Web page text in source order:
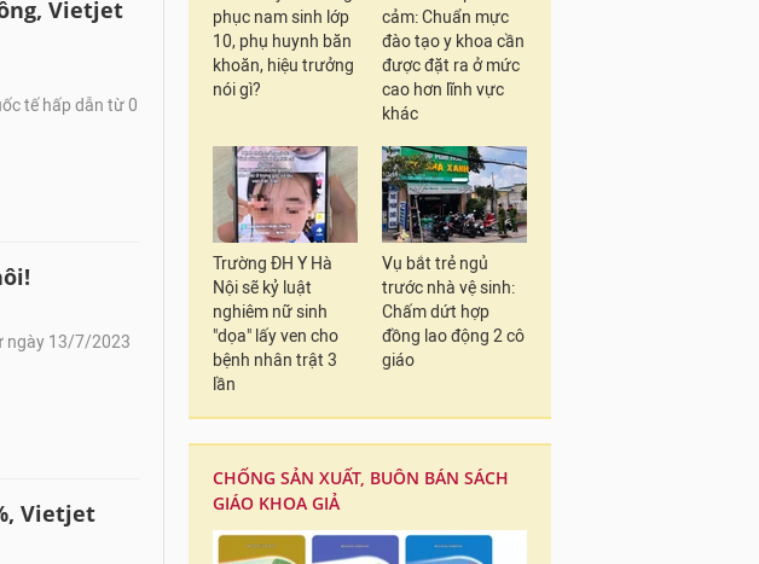
Vietjet
tế hấp dẫn từ 0
ngày 13/7/2023
Vietjet
phục nam sinh lớp
10, phụ huynh băn
khoăn, hiệu trưởng
nói gì?
cảm: Chuẩn mực
đào tạo y khoa cần
được đặt ra ở mức
cao hơn lĩnh vực
khác
Trường ĐH Y Hà
Nội sẽ kỷ luật
nghiêm nữ sinh
"dọa" lấy ven cho
bệnh nhân trật 3
lần
Vụ bắt trẻ ngủ
trước nhà vệ sinh:
Chấm dứt hợp
đồng lao động 2 cô
giáo
CHỐNG SẢN XUẤT, BUÔN BÁN SÁCH
GIÁO KHOA GIẢ